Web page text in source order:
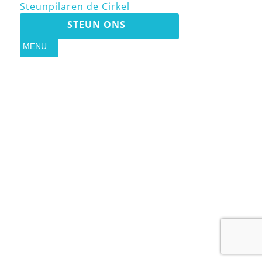
Steunpilaren de Cirkel
STEUN ONS